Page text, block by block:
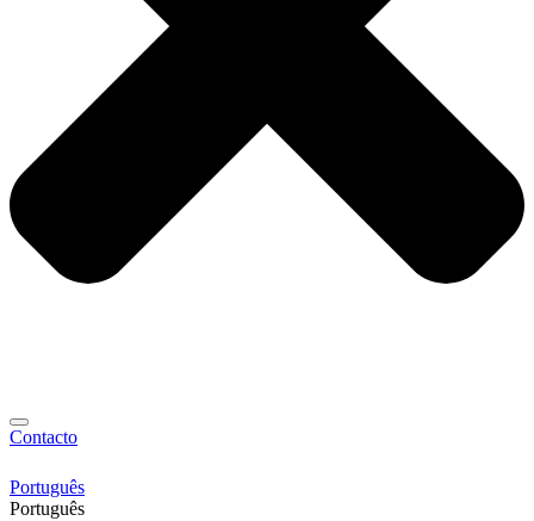
Contacto
Português
Português